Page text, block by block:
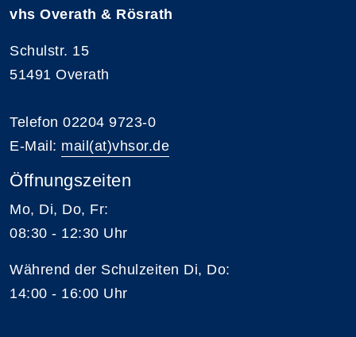
vhs Overath & Rösrath
Schulstr. 15
51491 Overath
Telefon 02204 9723-0
E-Mail: mail(at)vhsor.de
Öffnungszeiten
Mo, Di, Do, Fr:
08:30 - 12:30 Uhr
Während der Schulzeiten Di, Do:
14:00 - 16:00 Uhr